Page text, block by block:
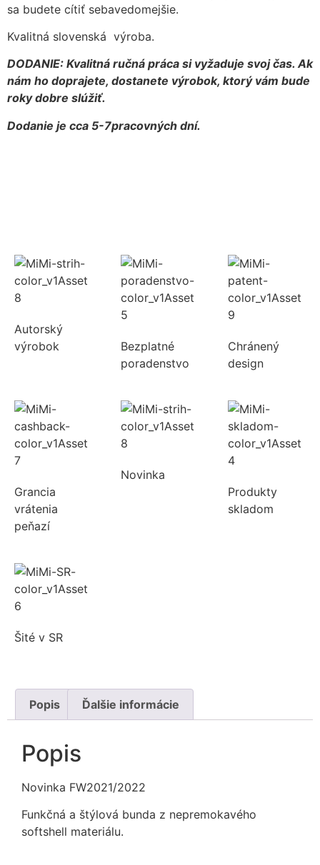
sa budete cítiť sebavedomejšie.
Kvalitná slovenská výroba.
DODANIE: Kvalitná ručná práca si vyžaduje svoj čas. Ak
nám ho doprajete, dostanete výrobok, ktorý vám bude
roky dobre slúžiť.
Dodanie je cca 5-7pracovných dní.
Autorský
výrobok
Bezplatné
poradenstvo
Chránený
design
Grancia
vrátenia
peňazí
Novinka
Produkty
skladom
Šité v SR
Popis Ďalšie informácie
Popis
Novinka FW2021/2022
Funkčná a štýlová bunda z nepremokavého
softshell materiálu.